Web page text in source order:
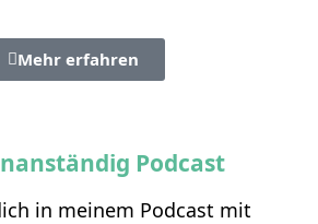
Mehr erfahren
Podcast
in meinem Podcast mit